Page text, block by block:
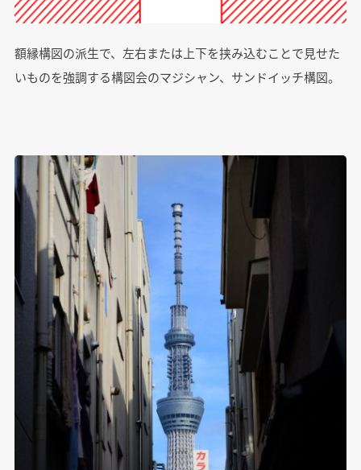
額縁構図の派生で、左右または上下を挟み込むことで見せた
いものを強調する構図会のマジシャン、サンドイッチ構図。